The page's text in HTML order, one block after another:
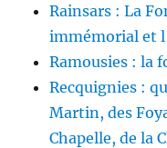
Rainsars : La
immémorial et
Ramousies : la
Recquignies :
Martin, des
Chapelle, de la